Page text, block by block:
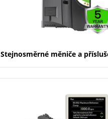
Stejnosměrné měniče a